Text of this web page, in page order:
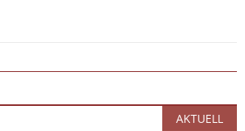
AKTUELL